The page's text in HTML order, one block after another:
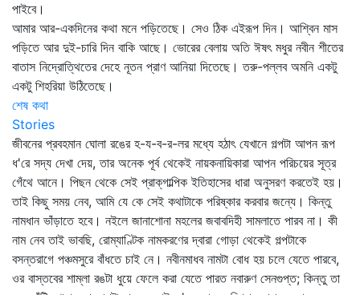
পাইবে।
আমার আর-একদিনের কথা মনে পড়িতেছে। সেও ঠিক এইরূপ দিন। আশ্বিন মাস
পড়িতে আর দুই-চারি দিন বাকি আছে। ভোরের বেলায় অতি ঈষৎ মধুর নবীন শীতের
বাতাস নিদ্রোত্থিতের দেহে নূতন প্রাণ আনিয়া দিতেছে। তরু-পল্লব অমনি একটু
একটু শিহরিয়া উঠিতেছে।
শেষ কথা
Stories
জীবনের প্রবহমান ঘোলা রঙের হ-য-ব-র-লর মধ্যে হঠাৎ যেখানে গল্পটা আপন রূপ
ধ'রে সদ্য দেখা দেয়, তার অনেক পূর্ব থেকেই নায়কনায়িকারা আপন পরিচয়ের সূত্র
গেঁথে আনে। পিছন থেকে সেই প্রাক্‌গাল্পিক ইতিহাসের ধারা অনুসরণ করতেই হয়।
তাই কিছু সময় নেব, আমি যে কে সেই কথাটাকে পরিষ্কার করবার জন্যে। কিন্তু
নামধান ভাঁড়াতে হবে। নইলে জানাশোনা মহলের জবাবদিহী সামলাতে পারব না। কী
নাম নেব তাই ভাবছি, রোম্যাণ্টিক নামকরণের দ্বারা গোড়া থেকেই গল্পটাকে
বসন্তরাগে পঞ্চমসুরে বাঁধতে চাই নে। নবীনমাধব নামটা বোধ হয় চলে যেতে পারবে,
ওর বাস্তবের শাম্‌লা রঙটা ধুয়ে ফেলে করা যেতে পারত নবারুণ সেনগুপ্ত; কিন্তু তা